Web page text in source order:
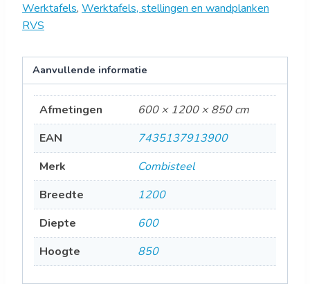
Werktafels, Werktafels, stellingen en wandplanken
RVS
Aanvullende informatie
Afmetingen
600 × 1200 × 850 cm
EAN
7435137913900
Merk
Combisteel
Breedte
1200
Diepte
600
Hoogte
850